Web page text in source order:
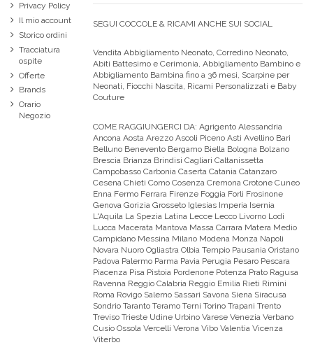
Privacy Policy
Il mio account
Storico ordini
Tracciatura
ospite
Offerte
Brands
Orario
Negozio
SEGUI COCCOLE & RICAMI ANCHE SUI SOCIAL
Vendita Abbigliamento Neonato, Corredino Neonato,
Abiti Battesimo e Cerimonia, Abbigliamento Bambino e
Abbigliamento Bambina fino a 36 mesi, Scarpine per
Neonati, Fiocchi Nascita, Ricami Personalizzati e Baby
Couture
COME RAGGIUNGERCI DA: Agrigento Alessandria
Ancona Aosta Arezzo Ascoli Piceno Asti Avellino Bari
Belluno Benevento Bergamo Biella Bologna Bolzano
Brescia Brianza Brindisi Cagliari Caltanissetta
Campobasso Carbonia Caserta Catania Catanzaro
Cesena Chieti Como Cosenza Cremona Crotone Cuneo
Enna Fermo Ferrara Firenze Foggia Forli Frosinone
Genova Gorizia Grosseto Iglesias Imperia Isernia
L'Aquila La Spezia Latina Lecce Lecco Livorno Lodi
Lucca Macerata Mantova Massa Carrara Matera Medio
Campidano Messina Milano Modena Monza Napoli
Novara Nuoro Ogliastra Olbia Tempio Pausania Oristano
Padova Palermo Parma Pavia Perugia Pesaro Pescara
Piacenza Pisa Pistoia Pordenone Potenza Prato Ragusa
Ravenna Reggio Calabria Reggio Emilia Rieti Rimini
Roma Rovigo Salerno Sassari Savona Siena Siracusa
Sondrio Taranto Teramo Terni Torino Trapani Trento
Treviso Trieste Udine Urbino Varese Venezia Verbano
Cusio Ossola Vercelli Verona Vibo Valentia Vicenza
Viterbo